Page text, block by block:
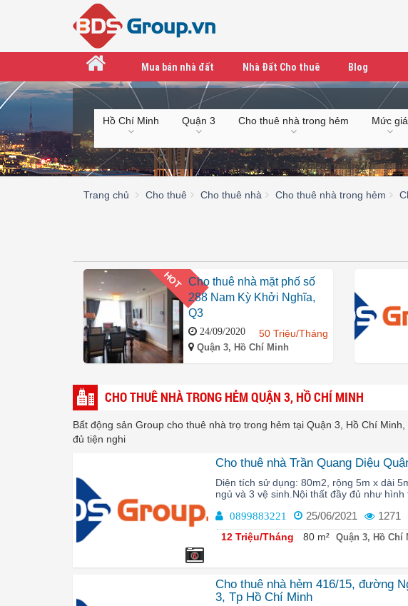
Mua bán nhà đất Nhà Đất Cho thuê Blog
Hồ Chí Minh Quận 3 Cho thuê nhà trong hẻm Mức giá
Trang chủ Cho thuê Cho thuê nhà Cho thuê nhà trong hẻm
HOT Cho thuê nhà mặt phố số
288 Nam Kỳ Khởi Nghĩa,
Q3
24/09/2020 50 Triệu/Tháng
Quận 3, Hồ Chí Minh
CHO THUÊ NHÀ TRONG HẺM QUẬN 3, HỒ CHÍ MINH
Bất động sản Group cho thuê nhà trọ trong hẻm tại Quận 3, Hồ Chí
đủ tiện nghi
6
Cho thuê nhà Trần Quang Diệu
Diện tích sử dụng: 80m2, rộng 5m x dài
ngủ và 3 vệ sinh.Nội thất đầy đủ như hình
0899883221 25/06/2021 1271
12 Triệu/Tháng 80 m² Quận 3, Hồ Chí
Cho thuê nhà hẻm 416/15, đường
3, Tp Hồ Chí Minh